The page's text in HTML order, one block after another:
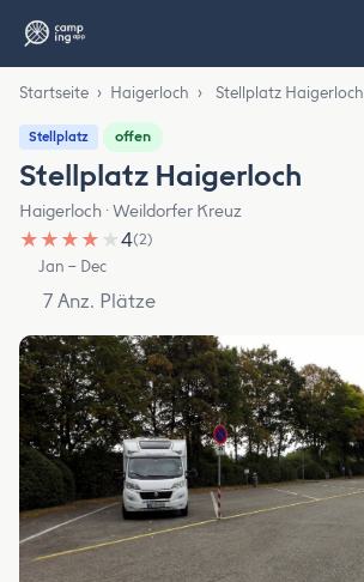
Startseite › Haigerloch › Stellplatz Haigerloch
Stellplatz offen
Stellplatz Haigerloch
Haigerloch · Weildorfer Kreuz
★ ★ ★ ★ ★4(2)
Jan – Dec
7 Anz. Plätze